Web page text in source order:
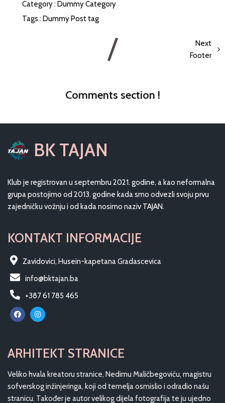
Category : Dummy Category
Tags : Dummy Post tag
Next
Footer
Comments section !
BK TAJAN
Klub je registrovan u septembru 2021. godine, a kao neformalna
grupa postojimo od 2013. godine kada smo odvezli svoju prvu
zajedničku vožnju i od kada nosimo naziv TAJAN.
KONTAKT INFORMACIJE
Zavidovici, Husein-kapetana Gradascevica
info@bktajan.ba
+387 61 785 465
ARHITEKT STRANICE
Veliko hvala kreatoru stranice, Nedimu Maličbegoviću, magistru
sofverskog inžinjeringa, koji od temelja osmislio i odradio našu
stranicu. Također je autor velikog dijela fotografija te ju ujedno